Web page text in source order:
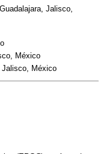
Jalisco,
México
Jalisco, México